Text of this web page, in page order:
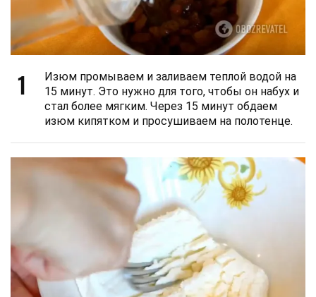
1
Изюм промываем и заливаем теплой водой на
15 минут. Это нужно для того, чтобы он набух и
стал более мягким. Через 15 минут обдаем
изюм кипятком и просушиваем на полотенце.